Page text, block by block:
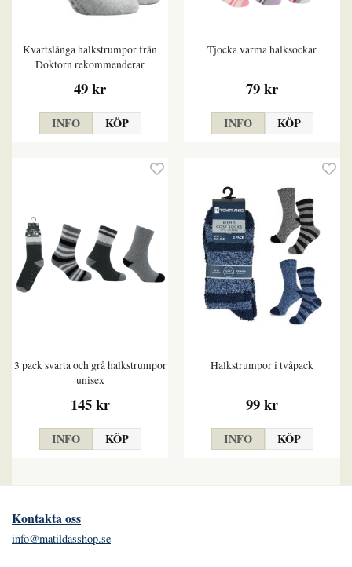
Kvartslånga halkstrumpor från
Doktorn rekommenderar
49 kr
INFO KÖP
Tjocka varma halksockar
79 kr
INFO KÖP
3 pack svarta och grå halkstrumpor
unisex
145 kr
INFO KÖP
Halkstrumpor i tvåpack
99 kr
INFO KÖP
Kontakta oss
info@matildasshop.se